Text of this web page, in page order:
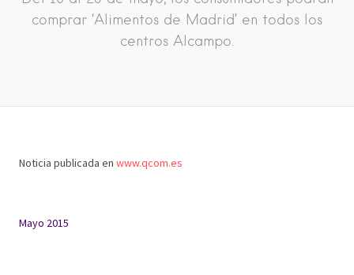
comprar ‘Alimentos de Madrid’ en todos los
centros Alcampo.
Noticia publicada en www.qcom.es
Mayo 2015